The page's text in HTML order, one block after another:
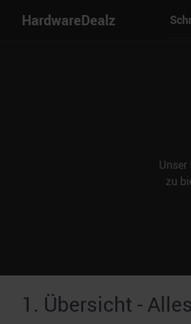
HardwareDealz
zu
1. Übersicht -